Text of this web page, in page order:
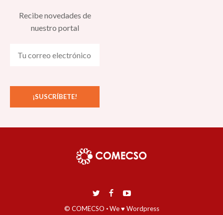
Recibe novedades de
nuestro portal
© COMECSO ·We ♥ Wordpress